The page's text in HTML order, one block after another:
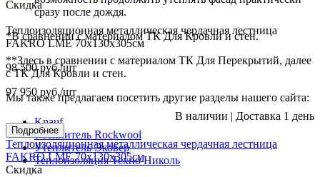
сразу после дождя.
*В сравнении с материалом ТК Для Кровли и стен.
**Здесь в сравнении с материалом ТК Для Перекрытий, далее
с ТК Для Кровли и стен.
Мы также предлагаем посетить другие разделы нашего сайта:
Knauf
Утеплитель Rockwool
Утеплитель Эковер
Теплоизоляция Техно Николь
Скидка
Теплоизоляционная металлическая чердачная лестница
FAKRO LME 70х130х305см
98 500руб./шт
97 950 руб./шт
В наличии | Доставка 1 день
Подробнее
Теплоизоляционная металлическая чердачная лестница
FAKRO LME 70х130х305см
Скидка